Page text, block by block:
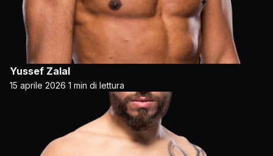
Yussef Zalal
15 aprile 2026 1 min di lettura